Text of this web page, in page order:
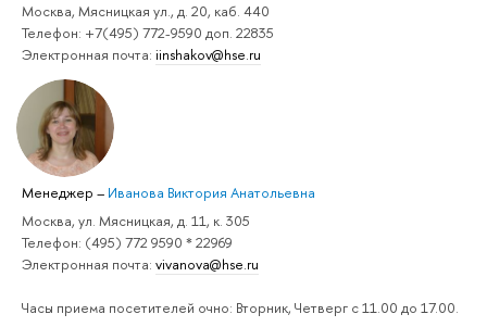
Москва, Мясницкая ул., д. 20, каб. 440
Телефон: +7(495) 772-9590 доп. 22835
Электронная почта: iinshakov@hse.ru
Менеджер – Иванова Виктория Анатольевна
Москва, ул. Мясницкая, д. 11, к. 305
Телефон: (495) 772 9590 * 22969
Электронная почта: vivanova@hse.ru
Часы приема посетителей очно: Вторник, Четверг с 11.00 до 17.00.